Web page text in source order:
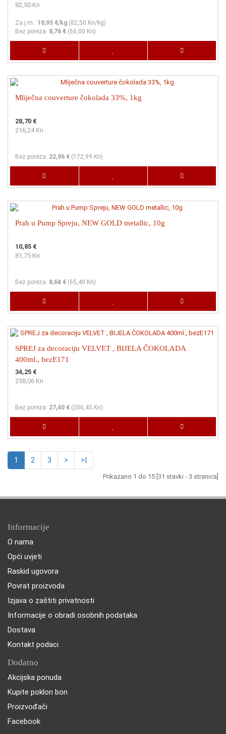
82,50 Kn
Za j.m.: 10,95 €/kg (82,50 Kn/kg)
Bez poreza: 8,76 € (66,00 Kn)
Mliječna couverture čokolada 33%, 1kg
28,70 €
216,24 Kn
Bez poreza: 22,96 € (172,99 Kn)
Prah u Pump Spreju, NEW GOLD metallic, 10g
10,85 €
81,75 Kn
Bez poreza: 8,68 € (65,40 Kn)
SPREJ za decoraciju VELVET , BIJELA ČOKOLADA
400ml., bezE171
34,25 €
258,06 Kn
Bez poreza: 27,40 € (206,45 Kn)
1 2 3 > >|
Prikazano 1 do 15 [31 stavki - 3 stranica]
Informacije
O nama
Opći uvjeti
Raskid ugovora
Povrat proizvoda
Izjava o zaštiti privatnosti
Informacije o obradi osobnih podataka
Dostava
Kontakt podaci
Dodatno
Akcijska ponuda
Kupite poklon bon
Proizvođači
Facebook